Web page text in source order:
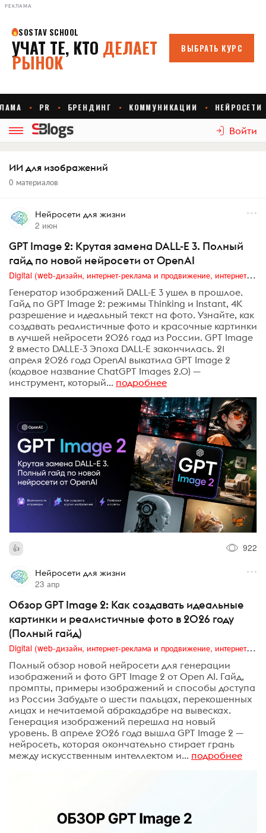
РЕКЛАМА
Войти
ИИ для изображений
0 материалов
Нейросети для жизни
2 июн
GPT Image 2: Крутая замена DALL-E 3. Полный
гайд по новой нейросети от OpenAI
Digital (web-дизайн, интернет-реклама и продвижение, интернет-сообщества и блоги, интернет-коммуникации, мобильный маркетинг, реклама на цифровых экранах)
Генератор изображений DALL-E 3 ушел в прошлое.
Гайд по GPT Image 2: режимы Thinking и Instant, 4K
разрешение и идеальный текст на фото. Узнайте, как
создавать реалистичные фото и красочные картинки
в лучшей нейросети 2026 года из России. GPT Image
2 вместо DALLE-3 Эпоха DALL-E закончилась. 21
апреля 2026 года OpenAI выкатила GPT Image 2
(кодовое название ChatGPT Images 2.0) —
инструмент, который... подробнее
922
Нейросети для жизни
23 апр
Обзор GPT Image 2: Как создавать идеальные
картинки и реалистичные фото в 2026 году
(Полный гайд)
Digital (web-дизайн, интернет-реклама и продвижение, интернет-сообщества и блоги, интернет-коммуникации, мобильный маркетинг, реклама на цифровых экранах)
Полный обзор новой нейросети для генерации
изображений и фото GPT Image 2 от Open AI. Гайд,
промпты, примеры изображений и способы доступа
из России Забудьте о шести пальцах, перекошенных
лицах и нечитаемой абракадабре на вывесках.
Генерация изображений перешла на новый
уровень. В апреле 2026 года вышла GPT Image 2 —
нейросеть, которая окончательно стирает грань
между искусственным интеллектом и... подробнее